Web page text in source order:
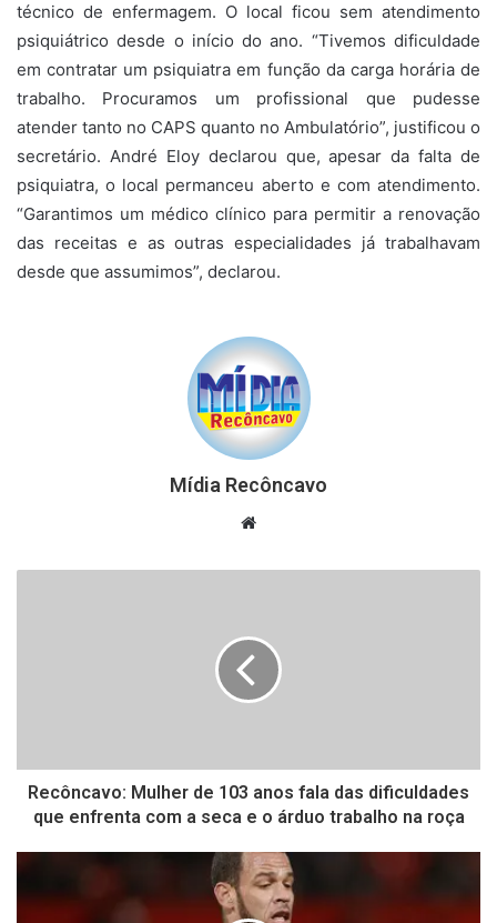
técnico de enfermagem. O local ficou sem atendimento
psiquiátrico desde o início do ano. “Tivemos dificuldade
em contratar um psiquiatra em função da carga horária de
trabalho. Procuramos um profissional que pudesse
atender tanto no CAPS quanto no Ambulatório”, justificou o
secretário. André Eloy declarou que, apesar da falta de
psiquiatra, o local permanceu aberto e com atendimento.
“Garantimos um médico clínico para permitir a renovação
das receitas e as outras especialidades já trabalhavam
desde que assumimos”, declarou.
Mídia Recôncavo
Website
Recôncavo: Mulher de 103 anos fala das dificuldades
que enfrenta com a seca e o árduo trabalho na roça